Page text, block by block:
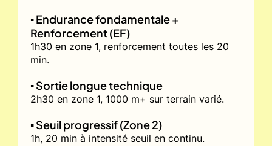
▪️ Endurance fondamentale +
Renforcement (EF)
1h30 en zone 1, renforcement toutes les 20
min.
▪️ Sortie longue technique
2h30 en zone 1, 1000 m+ sur terrain varié.
▪️ Seuil progressif (Zone 2)
1h, 20 min à intensité seuil en continu.